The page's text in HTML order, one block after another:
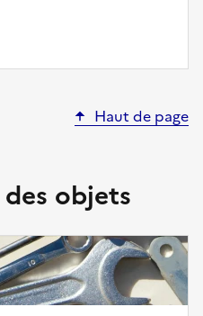
Haut de page
objets